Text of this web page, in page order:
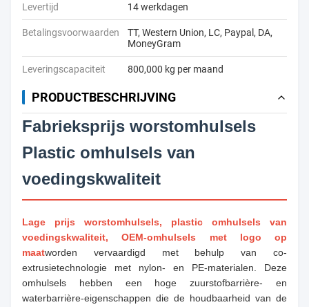
Levertijd 14 werkdagen
Betalingsvoorwaarden
TT, Western Union, LC, Paypal, DA,
MoneyGram
Leveringscapaciteit 800,000 kg per maand
PRODUCTBESCHRIJVING
Fabrieksprijs worstomhulsels
Plastic omhulsels van
voedingskwaliteit
Lage prijs worstomhulsels, plastic omhulsels van
voedingskwaliteit, OEM-omhulsels met logo op
maatworden vervaardigd met behulp van co-
extrusietechnologie met nylon- en PE-materialen. Deze
omhulsels hebben een hoge zuurstofbarrière- en
waterbarrière-eigenschappen die de houdbaarheid van de